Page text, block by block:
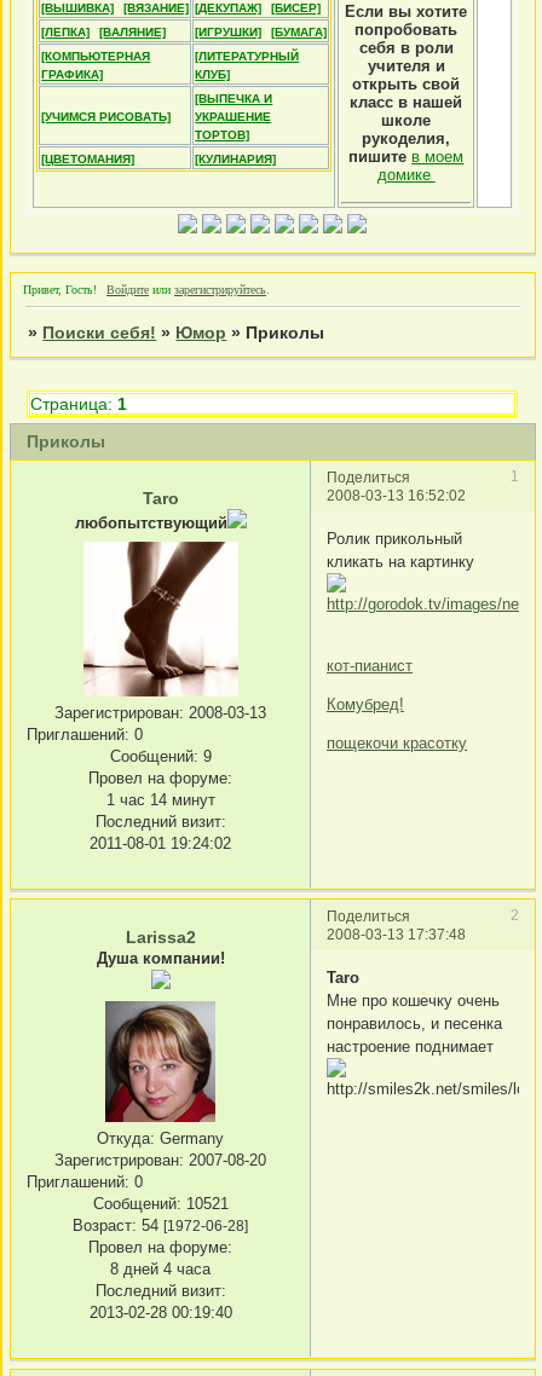
[ВЫШИВКА] [ВЯЗАНИЕ] [ДЕКУПАЖ]
[БИСЕР]
[ЛЕПКА]
[ВАЛЯНИЕ] [ИГРУШКИ]
[БУМАГА]
[КОМПЬЮТЕРНАЯ
ГРАФИКА]
[ЛИТЕРАТУРНЫЙ
КЛУБ]
[УЧИМСЯ РИСОВАТЬ]
[ВЫПЕЧКА И
УКРАШЕНИЕ
ТОРТОВ]
[ЦВЕТОМАНИЯ]
[КУЛИНАРИЯ]
Если вы хотите
попробовать
себя в роли
учителя и
открыть свой
класс в нашей
школе
рукоделия,
пишите в моем
домике
Привет, Гость! Войдите или зарегистрируйтесь
» Поиски себя! » Юмор » Приколы
Приколы
Страница: 1
Поделиться
1
2008-03-13 16:52:02
Taro
любопытствующий
Зарегистрирован: 2008-03-13
Приглашений: 0
Сообщений: 9
Провел на форуме:
1 час 14 минут
Последний визит:
2011-08-01 19:24:02
Ролик прикольный
кликать на картинку
кот-пианист
Комубред!
пощекочи красотку
Поделиться
2
2008-03-13 17:37:48
Larissa2
Душа компании!
Откуда: Germany
Зарегистрирован: 2007-08-20
Приглашений: 0
Сообщений: 10521
Возраст: 54 [1972-06-28]
Провел на форуме:
8 дней 4 часа
Последний визит:
2013-02-28 00:19:40
Taro
Мне про кошечку очень
понравилось, и песенка
настроение поднимает